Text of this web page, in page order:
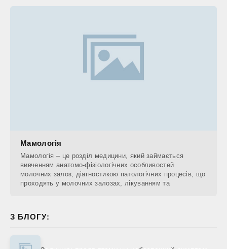
Мамологія
Мамологія – це розділ медицини, який займається
вивченням анатомо-фізіологічних особливостей
молочних залоз, діагностикою патологічних процесів, що
проходять у молочних залозах, лікуванням та
З БЛОГУ: